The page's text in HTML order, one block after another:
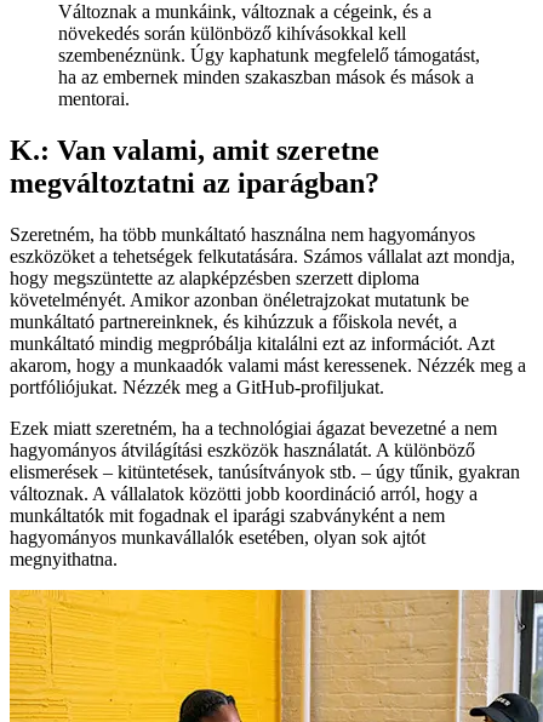
Változnak a munkáink, változnak a cégeink, és a
növekedés során különböző kihívásokkal kell
szembenéznünk. Úgy kaphatunk megfelelő támogatást,
ha az embernek minden szakaszban mások és mások a
mentorai.
K.: Van valami, amit szeretne
megváltoztatni az iparágban?
Szeretném, ha több munkáltató használna nem hagyományos
eszközöket a tehetségek felkutatására. Számos vállalat azt mondja,
hogy megszüntette az alapképzésben szerzett diploma
követelményét. Amikor azonban önéletrajzokat mutatunk be
munkáltató partnereinknek, és kihúzzuk a főiskola nevét, a
munkáltató mindig megpróbálja kitalálni ezt az információt. Azt
akarom, hogy a munkaadók valami mást keressenek. Nézzék meg a
portfóliójukat. Nézzék meg a GitHub-profiljukat.
Ezek miatt szeretném, ha a technológiai ágazat bevezetné a nem
hagyományos átvilágítási eszközök használatát. A különböző
elismerések – kitüntetések, tanúsítványok stb. – úgy tűnik, gyakran
változnak. A vállalatok közötti jobb koordináció arról, hogy a
munkáltatók mit fogadnak el iparági szabványként a nem
hagyományos munkavállalók esetében, olyan sok ajtót
megnyithatna.